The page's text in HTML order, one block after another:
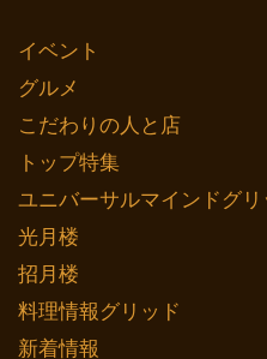
イベント
グルメ
こだわりの人と店
トップ特集
ユニバーサルマインドグリ
光月楼
招月楼
料理情報グリッド
新着情報